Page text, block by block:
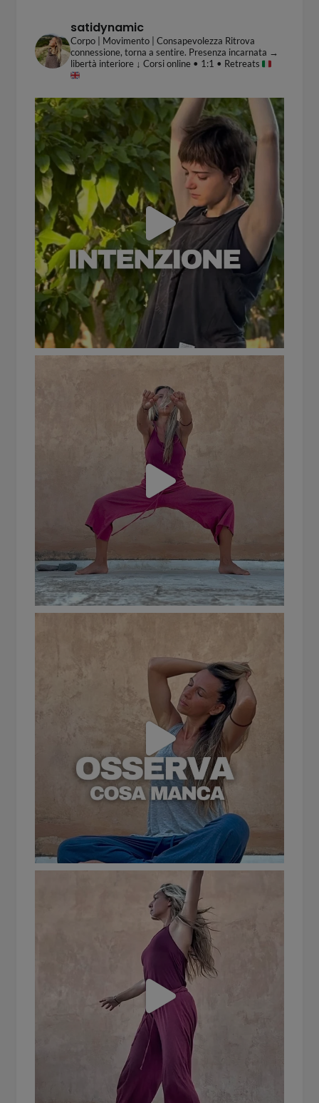
satidynamic
Corpo | Movimento | Consapevolezza Ritrova
connessione, torna a sentire. Presenza incarnata →
libertà interiore↓ Corsi online • 1:1 • Retreats